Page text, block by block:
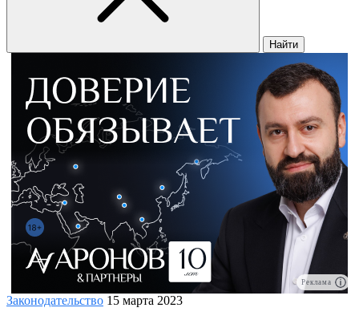
Найти
Реклама
Законодательство 15 марта 2023